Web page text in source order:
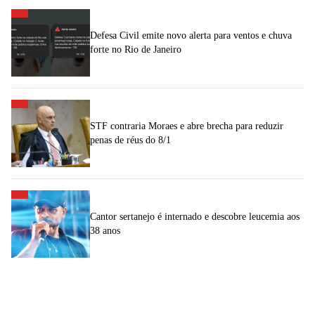
Defesa Civil emite novo alerta para ventos e chuva
forte no Rio de Janeiro
STF contraria Moraes e abre brecha para reduzir
penas de réus do 8/1
Cantor sertanejo é internado e descobre leucemia aos
38 anos